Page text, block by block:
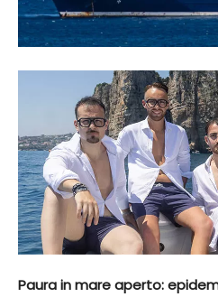
Paura in mare aperto: